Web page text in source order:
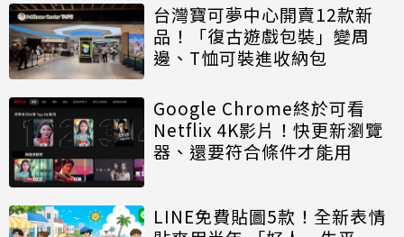
台灣寶可夢中心開賣12款新
品！「復古遊戲包裝」變周
邊、T恤可裝進收納包
Google Chrome終於可看
Netflix 4K影片！快更新瀏覽
器、還要符合條件才能用
LINE免費貼圖5款！全新表情